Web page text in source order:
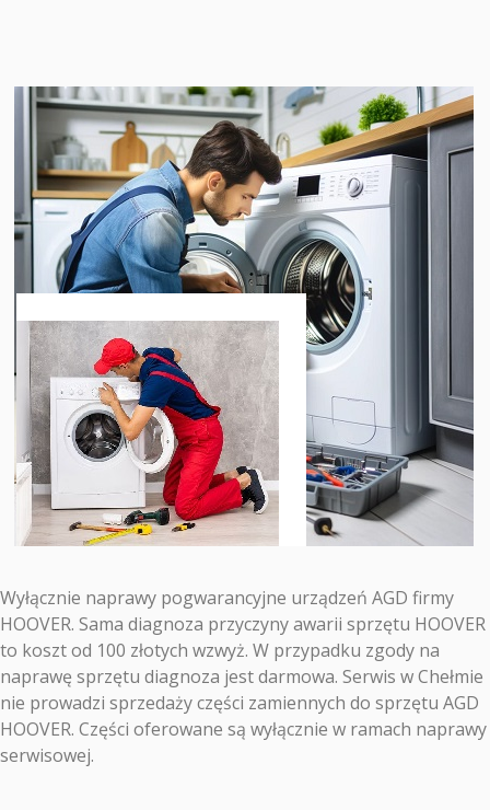
Wyłącznie naprawy pogwarancyjne urządzeń AGD firmy
HOOVER. Sama diagnoza przyczyny awarii sprzętu HOOVER
to koszt od 100 złotych wzwyż. W przypadku zgody na
naprawę sprzętu diagnoza jest darmowa. Serwis w Chełmie
nie prowadzi sprzedaży części zamiennych do sprzętu AGD
HOOVER. Części oferowane są wyłącznie w ramach naprawy
serwisowej.